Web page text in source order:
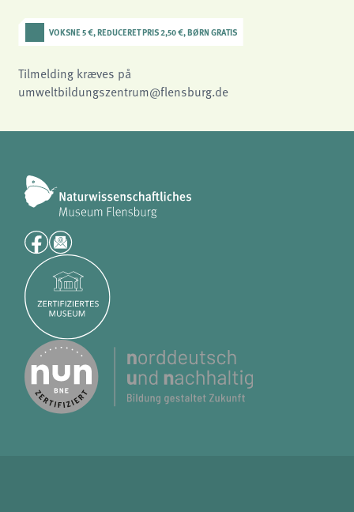
VOKSNE 5 €, REDUCERET PRIS 2,50 €, BØRN GRATIS
Tilmelding kræves på
umweltbildungszentrum@flensburg.de